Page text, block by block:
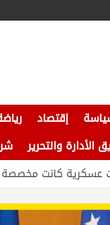
إقتصاد
الأدارة والتحرير
عسكرية كانت مخصصة